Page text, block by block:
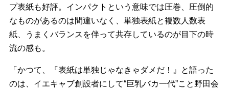
プ表紙も好評。インパクトという意味では圧巻、圧倒的
なものがあるのは間違いなく、単独表紙と複数人数表
紙、うまくバランスを伴って共存しているのが目下の時
流の感も。
「かつて、『表紙は単独じゃなきゃダメだ！』と語った
のは、イエキャブ創設者にして“巨乳バカ一代”こと野田会